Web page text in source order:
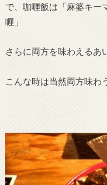
で、咖喱飯は「麻婆キー
喱」
さらに両方を味わえるあ
こんな時は当然両方味わ